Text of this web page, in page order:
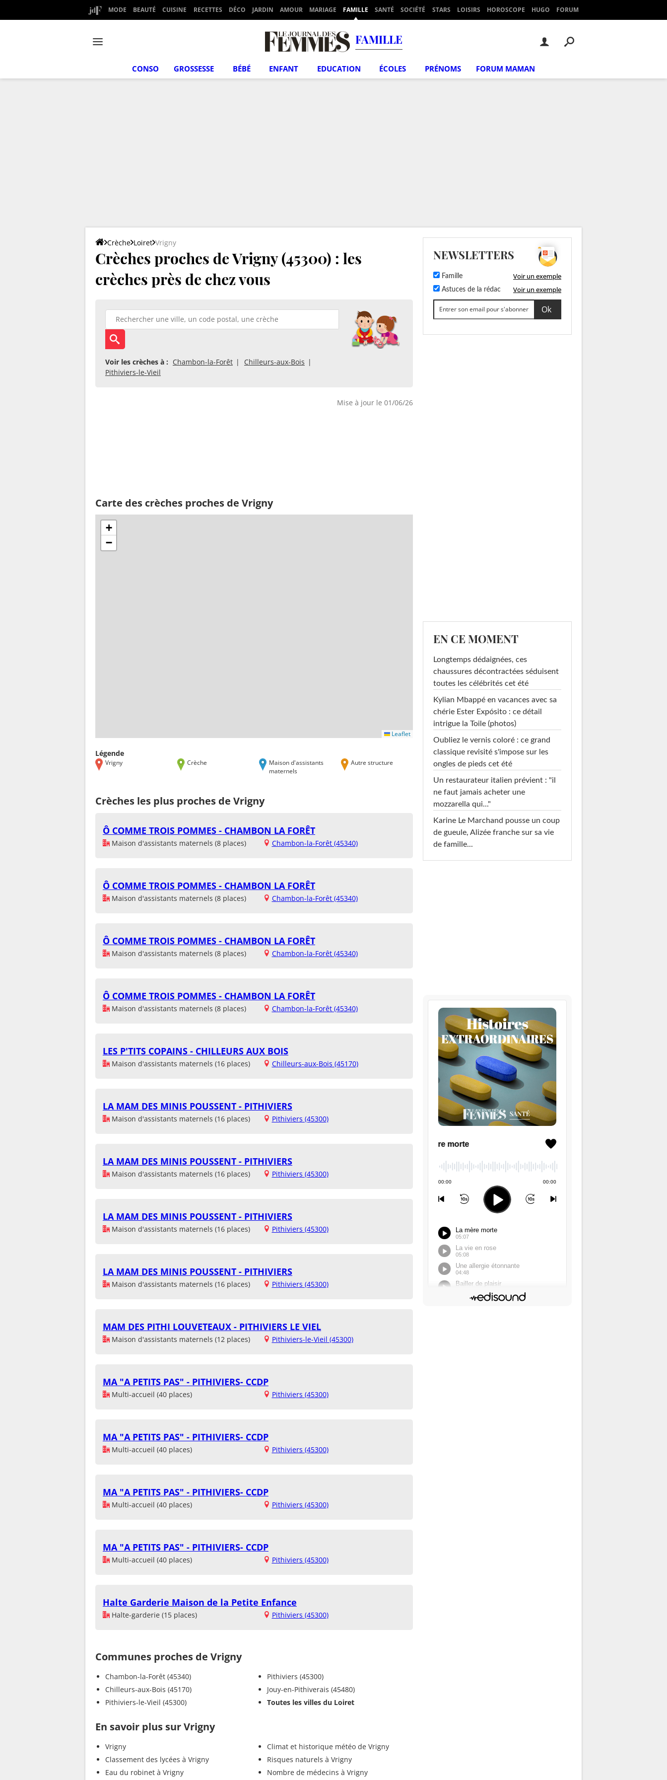
MODE BEAUTÉ CUISINE RECETTES DÉCO JARDIN AMOUR MARIAGE FAMILLE SANTÉ SOCIÉTÉ STARS LOISIRS HOROSCOPE HUGO FORUM
FAMILLE
CONSO GROSSESSE BÉBÉ ENFANT EDUCATION ÉCOLES PRÉNOMS FORUM MAMAN
Crèche Loiret Vrigny
Crèches proches de Vrigny (45300) : les
crèches près de chez vous
Voir les crèches à : Chambon-la-Forêt
Chilleurs-aux-Bois
Pithiviers-le-Vieil
Mise à jour le 01/06/26
Carte des crèches proches de Vrigny
+
−
Leaflet
Légende
Vrigny Crèche
Maison d'assistants
maternels
Autre structure
Crèches les plus proches de Vrigny
Ô COMME TROIS POMMES - CHAMBON LA FORÊT
Maison d'assistants maternels (8 places) Chambon-la-Forêt (45340)
Ô COMME TROIS POMMES - CHAMBON LA FORÊT
Maison d'assistants maternels (8 places) Chambon-la-Forêt (45340)
Ô COMME TROIS POMMES - CHAMBON LA FORÊT
Maison d'assistants maternels (8 places) Chambon-la-Forêt (45340)
Ô COMME TROIS POMMES - CHAMBON LA FORÊT
Maison d'assistants maternels (8 places) Chambon-la-Forêt (45340)
LES P'TITS COPAINS - CHILLEURS AUX BOIS
Maison d'assistants maternels (16 places) Chilleurs-aux-Bois (45170)
LA MAM DES MINIS POUSSENT - PITHIVIERS
Maison d'assistants maternels (16 places) Pithiviers (45300)
LA MAM DES MINIS POUSSENT - PITHIVIERS
Maison d'assistants maternels (16 places) Pithiviers (45300)
LA MAM DES MINIS POUSSENT - PITHIVIERS
Maison d'assistants maternels (16 places) Pithiviers (45300)
LA MAM DES MINIS POUSSENT - PITHIVIERS
Maison d'assistants maternels (16 places) Pithiviers (45300)
MAM DES PITHI LOUVETEAUX - PITHIVIERS LE VIEL
Maison d'assistants maternels (12 places) Pithiviers-le-Vieil (45300)
MA "A PETITS PAS" - PITHIVIERS- CCDP
Multi-accueil (40 places) Pithiviers (45300)
MA "A PETITS PAS" - PITHIVIERS- CCDP
Multi-accueil (40 places) Pithiviers (45300)
MA "A PETITS PAS" - PITHIVIERS- CCDP
Multi-accueil (40 places) Pithiviers (45300)
MA "A PETITS PAS" - PITHIVIERS- CCDP
Multi-accueil (40 places) Pithiviers (45300)
Halte Garderie Maison de la Petite Enfance
Halte-garderie (15 places) Pithiviers (45300)
Communes proches de Vrigny
Chambon-la-Forêt (45340)
Chilleurs-aux-Bois (45170)
Pithiviers-le-Vieil (45300)
Pithiviers (45300)
Jouy-en-Pithiverais (45480)
Toutes les villes du Loiret
En savoir plus sur Vrigny
Vrigny
Classement des lycées à Vrigny
Eau du robinet à Vrigny
Climat et historique météo de Vrigny
Risques naturels à Vrigny
Nombre de médecins à Vrigny
NEWSLETTERS
Famille Voir un exemple
Astuces de la rédac Voir un exemple
EN CE MOMENT
Longtemps dédaignées, ces
chaussures décontractées séduisent
toutes les célébrités cet été
Kylian Mbappé en vacances avec sa
chérie Ester Expósito : ce détail
intrigue la Toile (photos)
Oubliez le vernis coloré : ce grand
classique revisité s'impose sur les
ongles de pieds cet été
Un restaurateur italien prévient : "il
ne faut jamais acheter une
mozzarella qui..."
Karine Le Marchand pousse un coup
de gueule, Alizée franche sur sa vie
de famille...